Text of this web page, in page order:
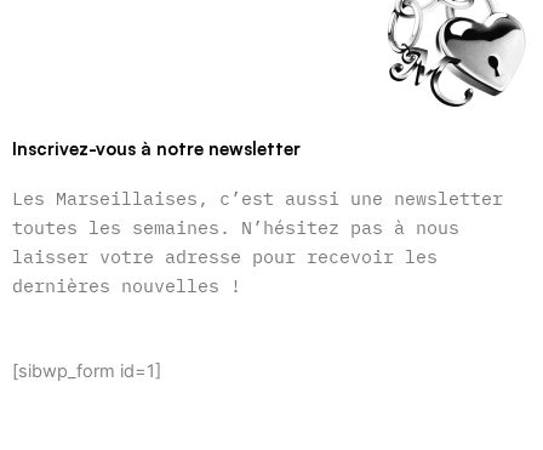
Inscrivez-vous à notre newsletter
Les Marseillaises, c’est aussi une newsletter
toutes les semaines. N’hésitez pas à nous
laisser votre adresse pour recevoir les
dernières nouvelles !
[sibwp_form id=1]